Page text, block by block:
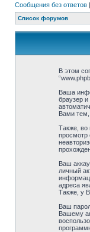
Сообщения без ответов |
Список форумов
В этом
Ваша
браузер
Вами тем,
Также, во
просмотр
Ваш
личный
адреса
Также, у
Ваш
Вашему